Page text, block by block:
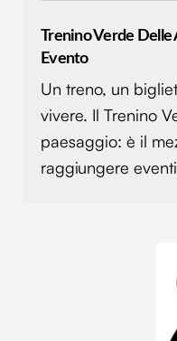
Trenino Verde Delle
Evento
Un treno, un
vivere. Il Trenino
paesaggio: è il
raggiungere